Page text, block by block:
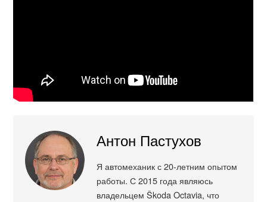
Антон Пастухов
Я автомеханик с 20-летним опытом
работы. С 2015 года являюсь
владельцем Škoda Octavia, что